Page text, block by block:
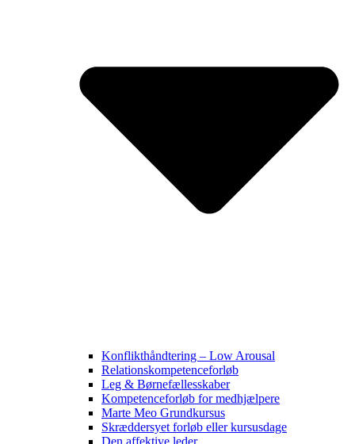
Konflikthåndtering – Low Arousal
Relationskompetenceforløb
Leg & Børnefællesskaber
Kompetenceforløb for medhjælpere
Marte Meo Grundkursus
Skræddersyet forløb eller kursusdage
Den affektive leder